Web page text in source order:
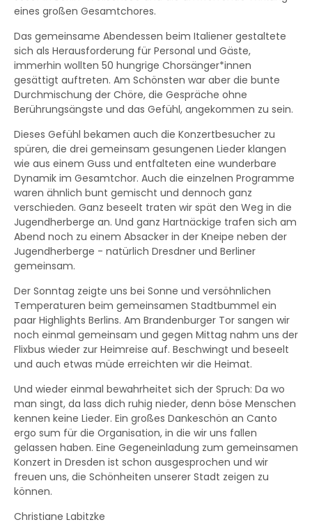
eines großen Gesamtchores.
Das gemeinsame Abendessen beim Italiener gestaltete
sich als Herausforderung für Personal und Gäste,
immerhin wollten 50 hungrige Chorsänger*innen
gesättigt auftreten. Am Schönsten war aber die bunte
Durchmischung der Chöre, die Gespräche ohne
Berührungsängste und das Gefühl, angekommen zu sein.
Dieses Gefühl bekamen auch die Konzertbesucher zu
spüren, die drei gemeinsam gesungenen Lieder klangen
wie aus einem Guss und entfalteten eine wunderbare
Dynamik im Gesamtchor. Auch die einzelnen Programme
waren ähnlich bunt gemischt und dennoch ganz
verschieden. Ganz beseelt traten wir spät den Weg in die
Jugendherberge an. Und ganz Hartnäckige trafen sich am
Abend noch zu einem Absacker in der Kneipe neben der
Jugendherberge - natürlich Dresdner und Berliner
gemeinsam.
Der Sonntag zeigte uns bei Sonne und versöhnlichen
Temperaturen beim gemeinsamen Stadtbummel ein
paar Highlights Berlins. Am Brandenburger Tor sangen wir
noch einmal gemeinsam und gegen Mittag nahm uns der
Flixbus wieder zur Heimreise auf. Beschwingt und beseelt
und auch etwas müde erreichten wir die Heimat.
Und wieder einmal bewahrheitet sich der Spruch: Da wo
man singt, da lass dich ruhig nieder, denn böse Menschen
kennen keine Lieder. Ein großes Dankeschön an Canto
ergo sum für die Organisation, in die wir uns fallen
gelassen haben. Eine Gegeneinladung zum gemeinsamen
Konzert in Dresden ist schon ausgesprochen und wir
freuen uns, die Schönheiten unserer Stadt zeigen zu
können.
Christiane Labitzke